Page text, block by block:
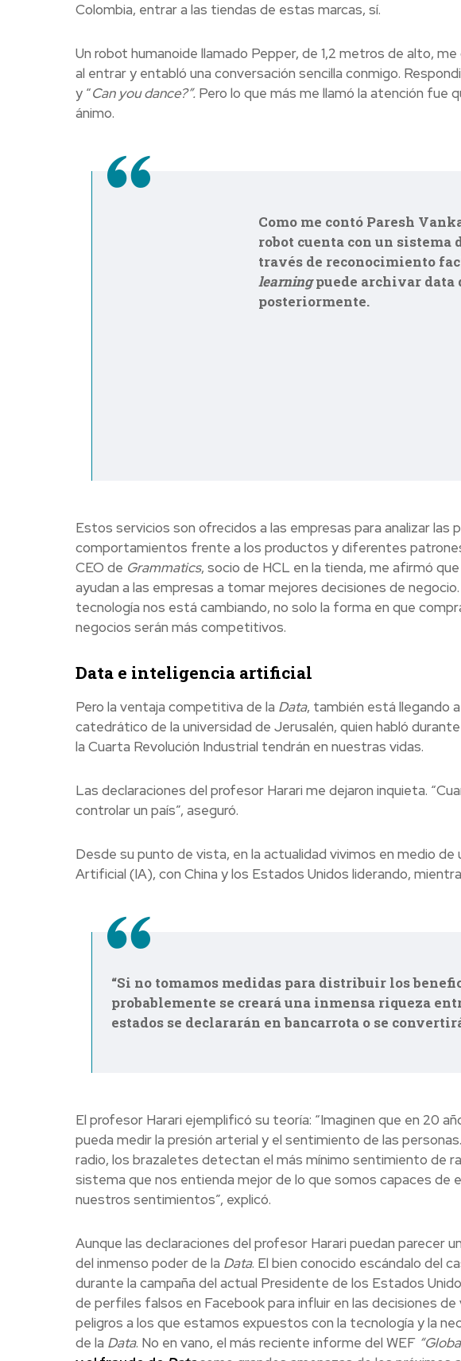
Colombia, entrar a las tiendas de estas marcas, sí.
Un robot humanoide llamado Pepper, de 1,2 metros de alto,
al entrar y entabló una conversación sencilla conmigo.
y “Can you dance?”. Pero lo que más me llamó la atención fue
ánimo.
Como me contó Paresh
robot cuenta con un sistema
través de reconocimiento
learningpuede archivar
posteriormente.
Estos servicios son ofrecidos a las empresas para analizar las
comportamientos frente a los productos y diferentes
CEO de Grammatics, socio de HCL en la tienda, me afirmó
ayudan a las empresas a tomar mejores decisiones de
tecnología nos está cambiando, no solo la forma en que
negocios serán más competitivos.
Data e inteligencia artificial
Pero la ventaja competitiva de la Data, también está llegando
catedrático de la universidad de Jerusalén, quien habló
la Cuarta Revolución Industrial tendrán en nuestras vidas.
Las declaraciones del profesor Harari me dejaron inquieta.
controlar un país”, aseguró.
Desde su punto de vista, en la actualidad vivimos en medio
Artificial (IA), con China y los Estados Unidos liderando,
“Si no tomamos medidas para distribuir los
probablemente se creará una inmensa riqueza
estados se declararán en bancarrota o se
El profesor Harari ejemplificó su teoría: “Imaginen que en 20
pueda medir la presión arterial y el sentimiento de las
radio, los brazaletes detectan el más mínimo sentimiento de
sistema que nos entienda mejor de lo que somos capaces de
nuestros sentimientos”, explicó.
Aunque las declaraciones del profesor Harari puedan parecer
del inmenso poder de la Data. El bien conocido escándalo del
durante la campaña del actual Presidente de los Estados
de perfiles falsos en Facebook para influir en las decisiones
peligros a los que estamos expuestos con la tecnología y la
de la Data. No en vano, el más reciente informe del WEF